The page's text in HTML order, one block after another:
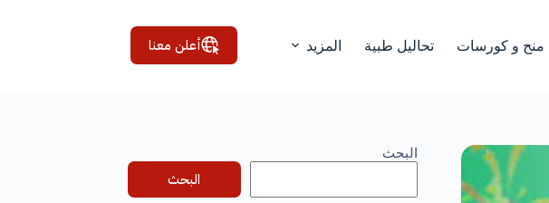
منح و كورسات تحاليل طبية المزيد أعلن معنا
البحث
البحث